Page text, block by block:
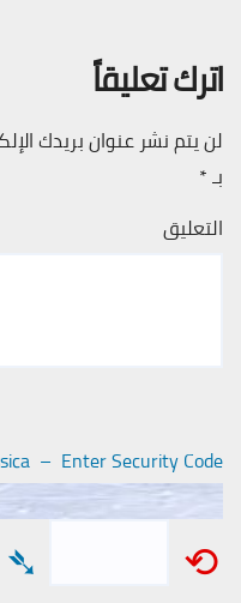
اترك تعليقاً
لن يتم نشر عنوان بريدك
بـ*
التعليق
– Enter Security Code
⟲
➴